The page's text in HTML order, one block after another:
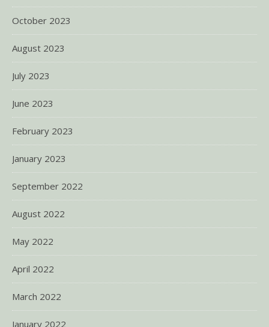
October 2023
August 2023
July 2023
June 2023
February 2023
January 2023
September 2022
August 2022
May 2022
April 2022
March 2022
January 2022